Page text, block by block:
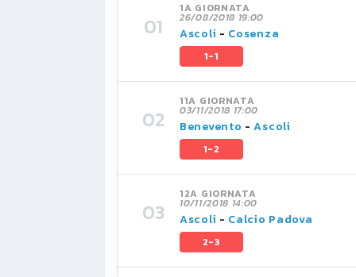
1A GIORNATA
26/08/2018 19:00
Ascoli - Cosenza
1-1
11A GIORNATA
03/11/2018 17:00
Benevento -Ascoli
1-2
12A GIORNATA
10/11/2018 14:00
Ascoli - Calcio Padova
2-3